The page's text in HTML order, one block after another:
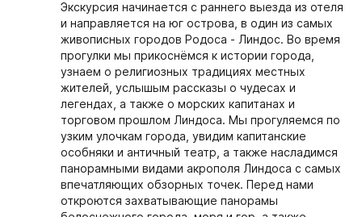
Экскурсия начинается с раннего выезда из отеля
и направляется на юг острова, в один из самых
живописных городов Родоса - Линдос. Во время
прогулки мы прикоснёмся к истории города,
узнаем о религиозных традициях местных
жителей, услышым рассказы о чудесах и
легендах, а также о морских капитанах и
торговом прошлом Линдоса. Мы прогуляемся по
узким улочкам города, увидим капитанские
особняки и античный театр, а также насладимся
панорамными видами акрополя Линдоса с самых
впечатляющих обзорных точек. Перед нами
откроются захватывающие панорамы